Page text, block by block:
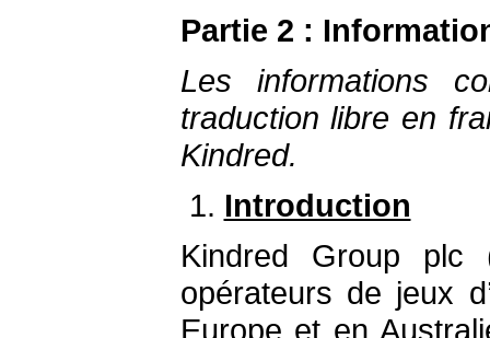
Partie 2 :
Les informations
traduction libre en
Kindred.
Introduction
Kindred Group plc
opérateurs de jeux
Europe et en